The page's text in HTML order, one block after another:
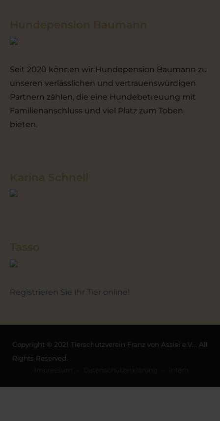
Seit 2020 können wir Hundepension Baumann zu
unseren verlässlichen und vertrauenswürdigen
Partnern zählen, die eine Hundebetreuung mit
Familienanschluss und viel Platz zum Toben
bieten.
Registrieren Sie Ihr Tier online!
Copyright © 2021 Tierschutzverein Franz von Assisi e.V. . All
Rights Reserved.